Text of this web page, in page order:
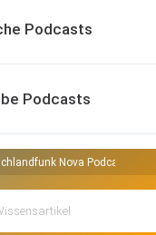
Podcasts
Podcasts
Nova Podcast